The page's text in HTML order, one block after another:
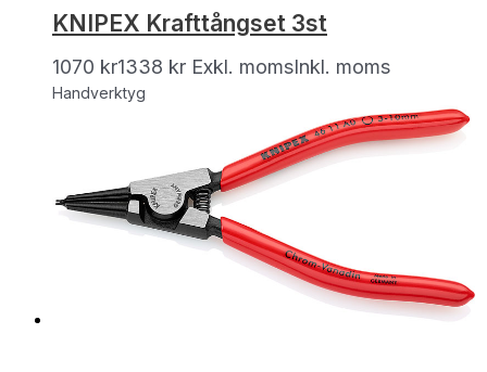
KNIPEX Krafttångset 3st
1070 kr1338 kr Exkl. momsInkl. moms
Handverktyg